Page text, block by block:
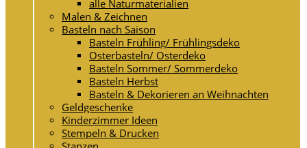
alle Naturmaterialien
Malen & Zeichnen
Basteln nach Saison
Basteln Frühling/ Frühlingsdeko
Osterbasteln/ Osterdeko
Basteln Sommer/ Sommerdeko
Basteln Herbst
Basteln & Dekorieren an Weihnachten
Geldgeschenke
Kinderzimmer Ideen
Stempeln & Drucken